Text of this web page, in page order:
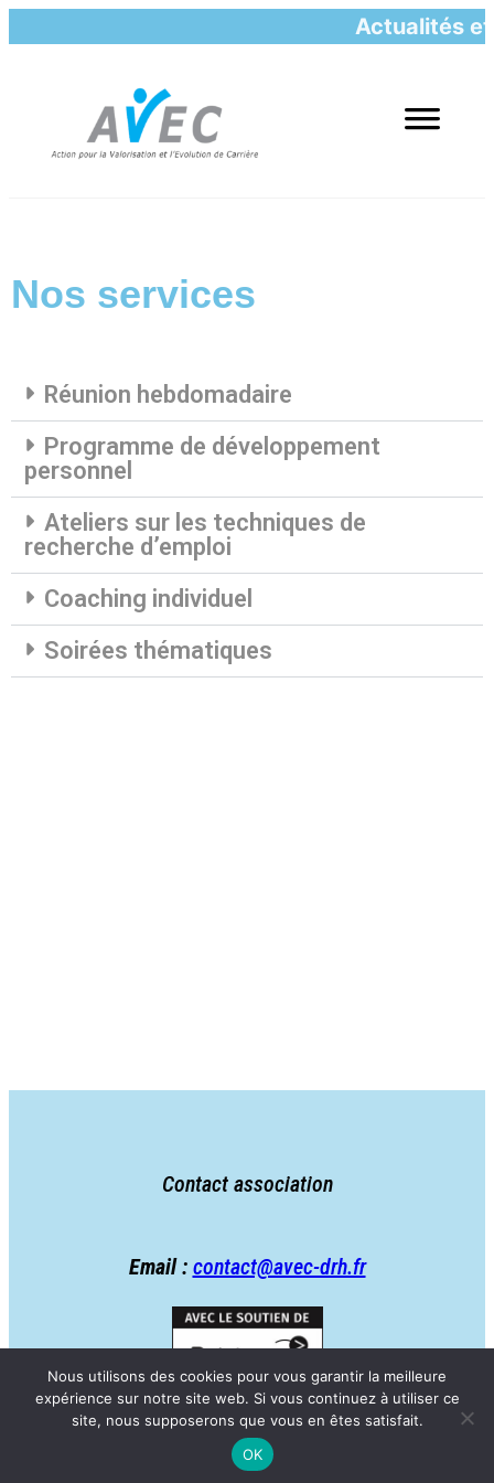
Actualités et
Nos services
Réunion hebdomadaire
Programme de développement
personnel
Ateliers sur les techniques de
recherche d’emploi
Coaching individuel
Soirées thématiques
Contact association
Email : contact@avec-drh.fr
Nous utilisons des cookies pour vous garantir la meilleure
expérience sur notre site web. Si vous continuez à utiliser ce
site, nous supposerons que vous en êtes satisfait.
OK